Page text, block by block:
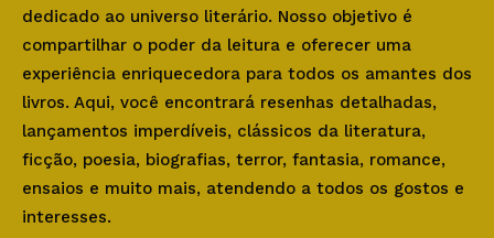
dedicado ao universo literário. Nosso objetivo é
compartilhar o poder da leitura e oferecer uma
experiência enriquecedora para todos os amantes dos
livros. Aqui, você encontrará resenhas detalhadas,
lançamentos imperdíveis, clássicos da literatura,
ficção, poesia, biografias, terror, fantasia, romance,
ensaios e muito mais, atendendo a todos os gostos e
interesses.